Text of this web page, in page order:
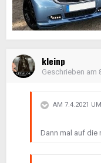
kleinp
Geschrieben am
AM 7.4.2021
Dann mal auf die